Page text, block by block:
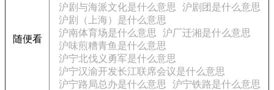
随便看
沪剧与海派文化是什么意思
沪剧团是什么意思
沪剧（上海）是什么意思
沪南体育场是什么意思
沪厂迁湘是什么意思
沪味煎糟青鱼是什么意思
沪宁北伐义勇军是什么意思
沪宁汉渝开发长江联席会议是什么意思
沪宁路局总办是什么意思
沪宁铁路是什么意思